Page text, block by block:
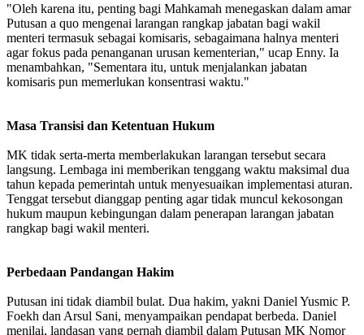
"Oleh karena itu, penting bagi Mahkamah menegaskan dalam amar
Putusan a quo mengenai larangan rangkap jabatan bagi wakil
menteri termasuk sebagai komisaris, sebagaimana halnya menteri
agar fokus pada penanganan urusan kementerian," ucap Enny. Ia
menambahkan, "Sementara itu, untuk menjalankan jabatan
komisaris pun memerlukan konsentrasi waktu."
Masa Transisi dan Ketentuan Hukum
MK tidak serta-merta memberlakukan larangan tersebut secara
langsung. Lembaga ini memberikan tenggang waktu maksimal dua
tahun kepada pemerintah untuk menyesuaikan implementasi aturan.
Tenggat tersebut dianggap penting agar tidak muncul kekosongan
hukum maupun kebingungan dalam penerapan larangan jabatan
rangkap bagi wakil menteri.
Perbedaan Pandangan Hakim
Putusan ini tidak diambil bulat. Dua hakim, yakni Daniel Yusmic P.
Foekh dan Arsul Sani, menyampaikan pendapat berbeda. Daniel
menilai, landasan yang pernah diambil dalam Putusan MK Nomor